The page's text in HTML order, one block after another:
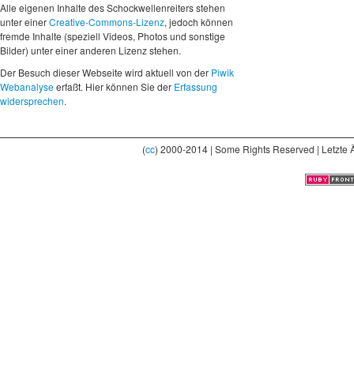
Alle eigenen Inhalte des Schockwellenreiters stehen
unter einerCreative-Commons-Lizenz, jedoch können
fremde Inhalte (speziell Videos, Photos und sonstige
Bilder) unter einer anderen Lizenz stehen.
Der Besuch dieser Webseite wird aktuell von der Piwik
Webanalyseerfaßt. Hier können Sie der Erfassung
widersprechen.
(cc) 2000-2014 | Some Rights Reserved |